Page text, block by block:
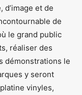
et de
de
le grand public
réaliser des
démonstrations le
y seront
vinyles,